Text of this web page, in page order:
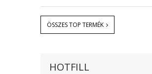
ÖSSZES TOP TERMÉK
HOTFILL